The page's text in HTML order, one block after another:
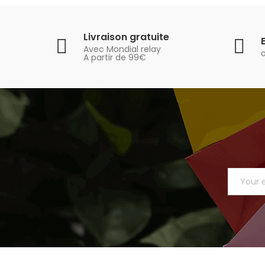
Livraison gratuite
Avec Mondial relay
A partir de 99€